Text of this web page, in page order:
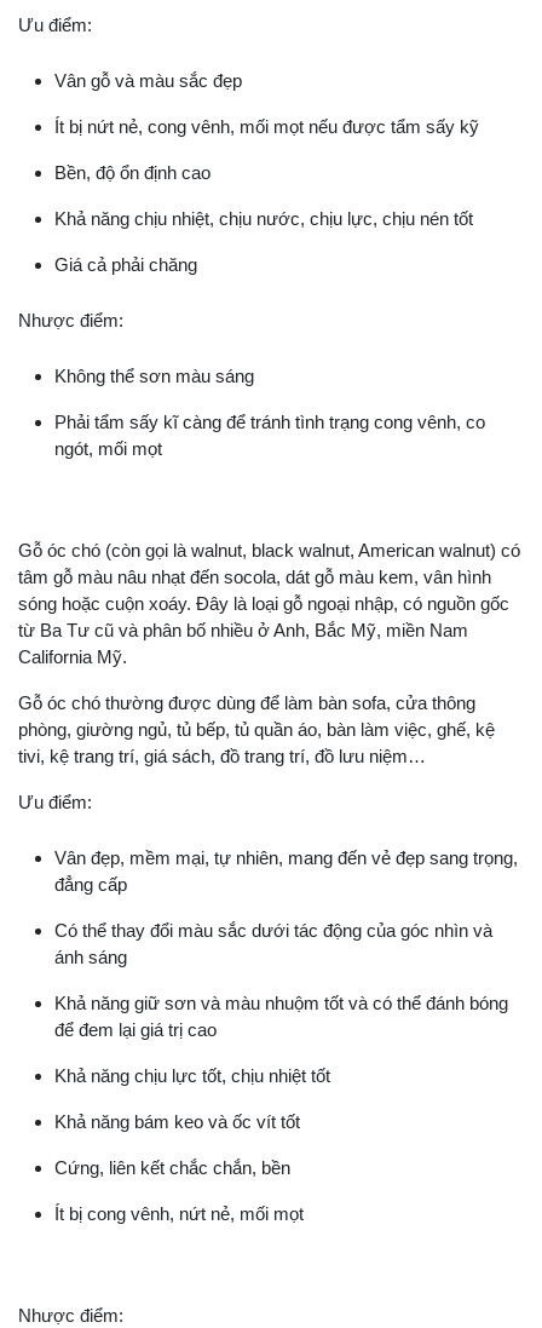
Ưu điểm:
Vân gỗ và màu sắc đẹp
Ít bị nứt nẻ, cong vênh, mối mọt nếu được tẩm sấy kỹ
Bền, độ ổn định cao
Khả năng chịu nhiệt, chịu nước, chịu lực, chịu nén tốt
Giá cả phải chăng
Nhược điểm:
Không thể sơn màu sáng
Phải tẩm sấy kĩ càng để tránh tình trạng cong vênh, co
ngót, mối mọt
Gỗ óc chó (còn gọi là walnut, black walnut, American walnut) có
tâm gỗ màu nâu nhạt đến socola, dát gỗ màu kem, vân hình
sóng hoặc cuộn xoáy. Đây là loại gỗ ngoại nhập, có nguồn gốc
từ Ba Tư cũ và phân bố nhiều ở Anh, Bắc Mỹ, miền Nam
California Mỹ.
Gỗ óc chó thường được dùng để làm bàn sofa, cửa thông
phòng, giường ngủ, tủ bếp, tủ quần áo, bàn làm việc, ghế, kệ
tivi, kệ trang trí, giá sách, đồ trang trí, đồ lưu niệm…
Ưu điểm:
Vân đẹp, mềm mại, tự nhiên, mang đến vẻ đẹp sang trọng,
đẳng cấp
Có thể thay đổi màu sắc dưới tác động của góc nhìn và
ánh sáng
Khả năng giữ sơn và màu nhuộm tốt và có thể đánh bóng
để đem lại giá trị cao
Khả năng chịu lực tốt, chịu nhiệt tốt
Khả năng bám keo và ốc vít tốt
Cứng, liên kết chắc chắn, bền
Ít bị cong vênh, nứt nẻ, mối mọt
Nhược điểm: